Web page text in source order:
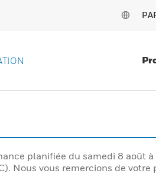
planifiée du samedi 8 août
Nous vous remercions de